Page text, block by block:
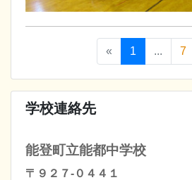
学校連絡先
能登町立能都中学校
〒９２７-０４４１
« 1 ... 7